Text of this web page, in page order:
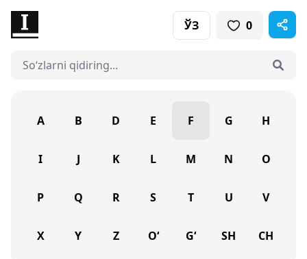
ЎЗ 0
A B D E F G H
I J K L M N O
P Q R S T U V
X Y Z O‘ G‘ SH CH